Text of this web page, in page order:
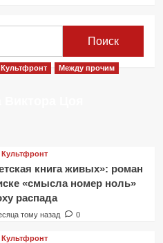
Культфронт
Между прочим
Культфронт
книга живых»: роман
«смысла номер ноль»
распада
тому назад 0
Культфронт